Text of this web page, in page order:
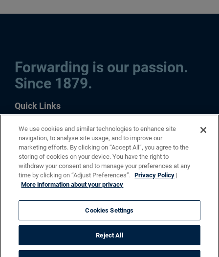
Forwarding is our passion.
Since 1879.
Quick Links
Contacto
Productos
Noticias
Blog
Carrera
We use cookies and similar technologies to enhance site
navigation, to analyse site usage, and to improve our
marketing efforts. By clicking on “Accept All”, you agree to the
storing of cookies on your device. You have the right to
withdraw your consent and to manage your preferences at any
time by clicking on “Adjust Preferences”. Privacy Policy |
More information about your privacy
Cookies Settings
Reject All